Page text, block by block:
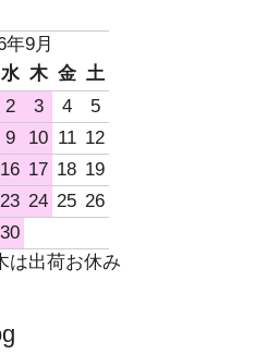
年9月
水 木 金 土
2 3 4
5
9 10 11 12
16 17 18 19
23 24 25 26
30
は出荷お休み